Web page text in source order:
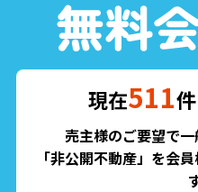
現在511
売主様のご要望で
「非公開不動産」を会